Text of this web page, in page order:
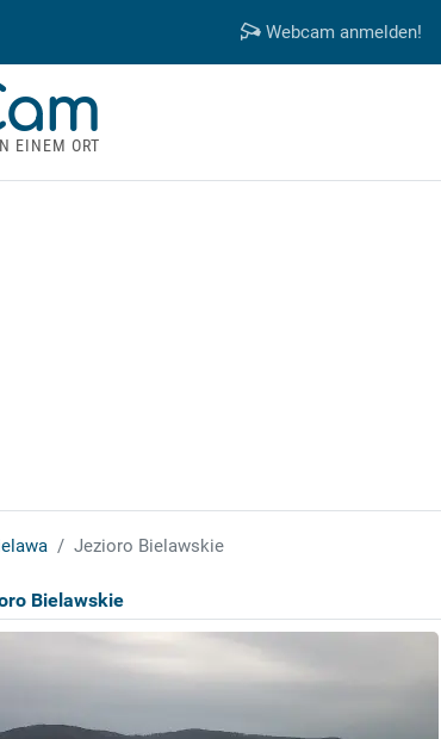
Webcam anmelden!
EINEM ORT
Jezioro Bielawskie
Bielawskie